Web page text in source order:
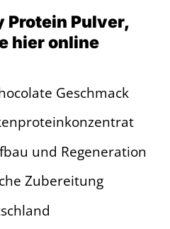
Protein Pulver,
hier online
Geschmack
und Regeneration
Zubereitung